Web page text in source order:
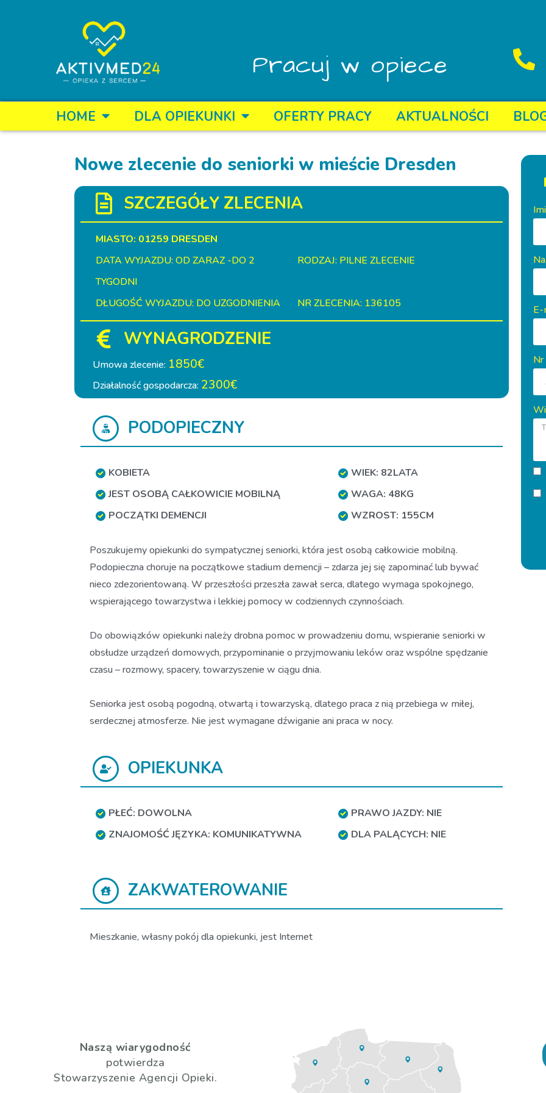
Pracuj w opiece
HOME DLA OPIEKUNKI OFERTY PRACY AKTUALNOŚCI
Nowe zlecenie do seniorki w mieście Dresden
SZCZEGÓŁY ZLECENIA
MIASTO: 01259 DRESDEN
DATA WYJAZDU: OD ZARAZ -DO 2
TYGODNI
RODZAJ: PILNE ZLECENIE
DŁUGOŚĆ WYJAZDU: DO UZGODNIENIA NR ZLECENIA: 136105
WYNAGRODZENIE
Umowa zlecenie: 1850€
Działalność gospodarcza: 2300€
PODOPIECZNY
KOBIETA
JEST OSOBĄ CAŁKOWICIE MOBILNĄ
POCZĄTKI DEMENCJI
WIEK: 82LATA
WAGA: 48KG
WZROST: 155CM
Poszukujemy opiekunki do sympatycznej seniorki, która jest osobą całkowicie mobilną.
Podopieczna choruje na początkowe stadium demencji – zdarza jej się zapominać lub bywać
nieco zdezorientowaną. W przeszłości przeszła zawał serca, dlatego wymaga spokojnego,
wspierającego towarzystwa i lekkiej pomocy w codziennych czynnościach.
Do obowiązków opiekunki należy drobna pomoc w prowadzeniu domu, wspieranie seniorki w
obsłudze urządzeń domowych, przypominanie o przyjmowaniu leków oraz wspólne spędzanie
czasu – rozmowy, spacery, towarzyszenie w ciągu dnia.
Seniorka jest osobą pogodną, otwartą i towarzyską, dlatego praca z nią przebiega w miłej,
serdecznej atmosferze. Nie jest wymagane dźwiganie ani praca w nocy.
OPIEKUNKA
PŁEĆ: DOWOLNA
ZNAJOMOŚĆ JĘZYKA: KOMUNIKATYWNA
PRAWO JAZDY: NIE
DLA PALĄCYCH: NIE
ZAKWATEROWANIE
Mieszkanie, własny pokój dla opiekunki, jest Internet
Naszą wiarygodność
potwierdza
Stowarzyszenie Agencji Opieki.